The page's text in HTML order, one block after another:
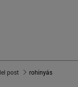
post rohinyás